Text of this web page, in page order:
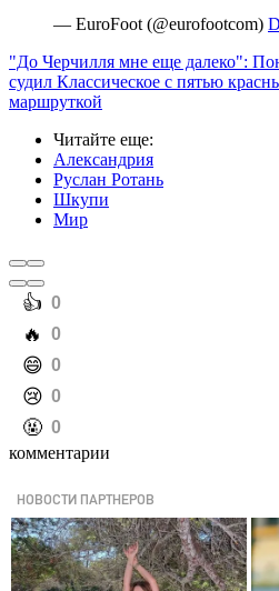
— EuroFoot (@eurofootcom)
"До Черчилля мне еще далеко":
судил Классическое с пятью
маршруткой
Читайте еще:
Александрия
Руслан Ротань
Шкупи
Мир
️👍 0
️🔥 0
️😄 0
️😢 0
️🤬 0
комментарии